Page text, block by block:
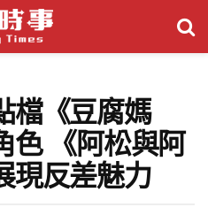
檔《豆腐媽
色 《阿松與阿
現反差魅力